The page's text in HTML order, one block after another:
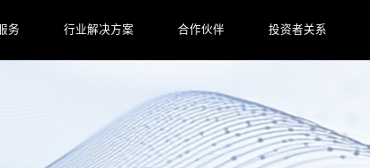
务 行业解决方案 合作伙伴 投资者关系